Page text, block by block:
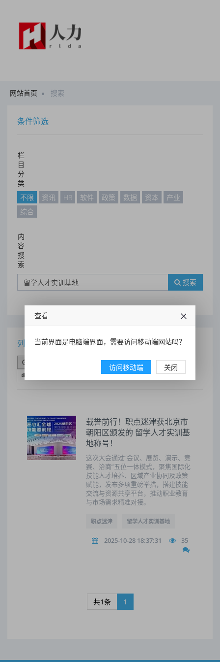
网站首页 搜索
条件筛选
栏
目
分
类
不限
资讯 HR 软件 政策 数据 资本
产业
综合
内
容
搜
索
搜索
列表
评论排序
评分排序
载誉前行！职点迷津获北京市
朝阳区颁发的 留学人才实训基
地称号！
这次大会通过“会议、展览、演示、竞
赛、洽商”五位一体模式，聚焦国际化
技能人才培养、区域产业协同及政策
赋能，发布多项重磅举措，搭建技能
交流与资源共享平台，推动职业教育
与市场需求精准对接。
职点迷津 留学人才实训基地
2025-10-28 18:37:31 35
共1条 1
查看
当前界面是电脑端界面，需要访问移动端网站吗？
访问移动端 关闭